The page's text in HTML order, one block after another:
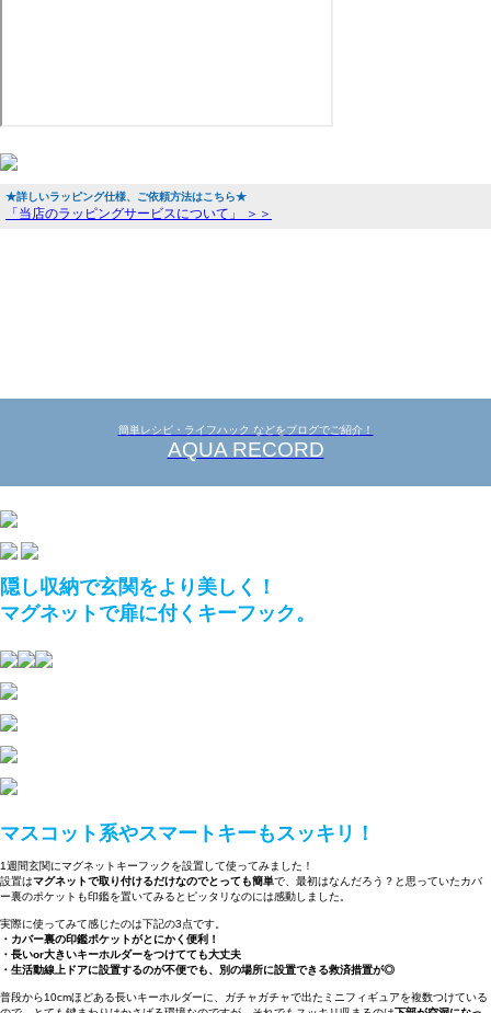
★詳しいラッピング仕様、ご依頼方法はこちら★
「当店のラッピングサービスについて」 ＞＞
簡単レシピ・ライフハック などをブログでご紹介！
AQUA RECORD
隠し収納で玄関をより美しく！
マグネットで扉に付くキーフック。
マスコット系やスマートキーもスッキリ！
1週間玄関にマグネットキーフックを設置して使ってみました！
設置はマグネットで取り付けるだけなのでとっても簡単で、最初はなんだろう？と思っていたカバ
ー裏のポケットも印鑑を置いてみるとピッタリなのには感動しました。
実際に使ってみて感じたのは下記の3点です。
・カバー裏の印鑑ポケットがとにかく便利！
・長いor大きいキーホルダーをつけてても大丈夫
・生活動線上ドアに設置するのが不便でも、別の場所に設置できる救済措置が◎
普段から10cmほどある長いキーホルダーに、ガチャガチャで出たミニフィギュアを複数つけている